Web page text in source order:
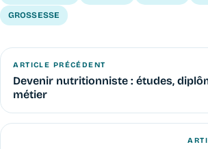
GROSSESSE
ARTICLE PRÉCÉDENT
Devenir nutritionniste : études,
métier